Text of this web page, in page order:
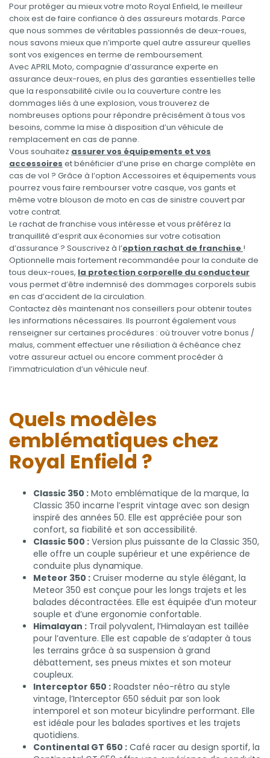
Pour protéger au mieux votre moto Royal Enfield, le meilleur
choix est de faire confiance à des assureurs motards. Parce
que nous sommes de véritables passionnés de deux-roues,
nous savons mieux que n’importe quel autre assureur quelles
sont vos exigences en terme de remboursement.
Avec APRIL Moto, compagnie d’assurance experte en
assurance deux-roues, en plus des garanties essentielles telle
que la responsabilité civile ou la couverture contre les
dommages liés à une explosion, vous trouverez de
nombreuses options pour répondre précisément à tous vos
besoins, comme la mise à disposition d’un véhicule de
remplacement en cas de panne.
Vous souhaitez assurer vos équipements et vos
accessoires et bénéficier d’une prise en charge complète en
cas de vol ? Grâce à l’option Accessoires et équipements vous
pourrez vous faire rembourser votre casque, vos gants et
même votre blouson de moto en cas de sinistre couvert par
votre contrat.
Le rachat de franchise vous intéresse et vous préférez la
tranquillité d’esprit aux économies sur votre cotisation
d’assurance ? Souscrivez à l’option rachat de franchise !
Optionnelle mais fortement recommandée pour la conduite de
tous deux-roues, la protection corporelle du conducteur
vous permet d’être indemnisé des dommages corporels subis
en cas d’accident de la circulation.
Contactez dès maintenant nos conseillers pour obtenir toutes
les informations nécessaires. Ils pourront également vous
renseigner sur certaines procédures : où trouver votre bonus /
malus, comment effectuer une résiliation à échéance chez
votre assureur actuel ou encore comment procéder à
l’immatriculation d’un véhicule neuf.
Quels modèles
emblématiques chez
Royal Enfield ?
Classic 350 : Moto emblématique de la marque, la
Classic 350 incarne l’esprit vintage avec son design
inspiré des années 50. Elle est appréciée pour son
confort, sa fiabilité et son accessibilité.
Classic 500 : Version plus puissante de la Classic 350,
elle offre un couple supérieur et une expérience de
conduite plus dynamique.
Meteor 350 : Cruiser moderne au style élégant, la
Meteor 350 est conçue pour les longs trajets et les
balades décontractées. Elle est équipée d’un moteur
souple et d’une ergonomie confortable.
Himalayan : Trail polyvalent, l’Himalayan est taillée
pour l’aventure. Elle est capable de s’adapter à tous
les terrains grâce à sa suspension à grand
débattement, ses pneus mixtes et son moteur
coupleux.
Interceptor 650 : Roadster néo-rétro au style
vintage, l’Interceptor 650 séduit par son look
intemporel et son moteur bicylindre performant. Elle
est idéale pour les balades sportives et les trajets
quotidiens.
Continental GT 650 : Café racer au design sportif, la